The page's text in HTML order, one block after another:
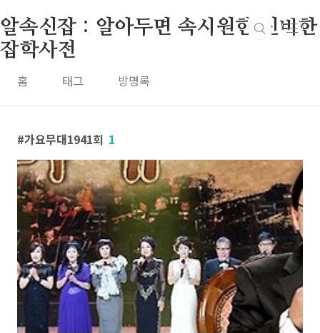
알속신잡 : 알아두면 속시원한 신비한
잡학사전
홈 태그 방명록
가요무대1941회 1